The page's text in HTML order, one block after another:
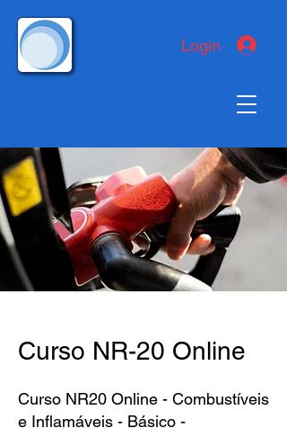
Login
Curso NR-20 Online
Curso NR20 Online - Combustíveis
e Inflamáveis - Básico -